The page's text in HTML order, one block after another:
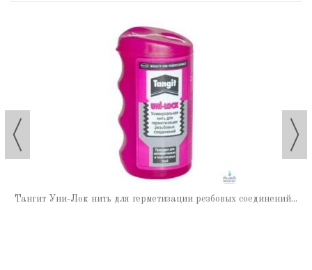
Тангит Уни-Лок нить для герметизации резбовых соединений...